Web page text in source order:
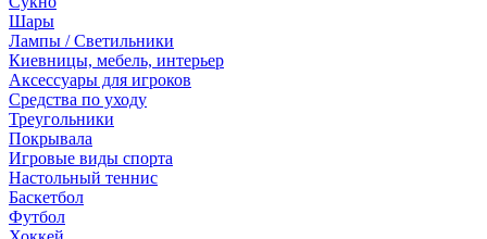
Шары
Лампы / Светильники
Киевницы, мебель, интерьер
Аксессуары для игроков
Средства по уходу
Треугольники
Покрывала
Игровые виды спорта
Настольный теннис
Баскетбол
Футбол